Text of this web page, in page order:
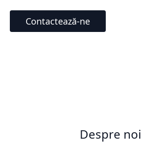
Contactează-ne
Despre noi